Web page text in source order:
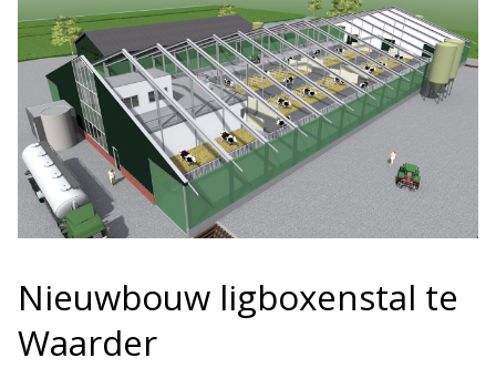
Nieuwbouw ligboxenstal te
Waarder